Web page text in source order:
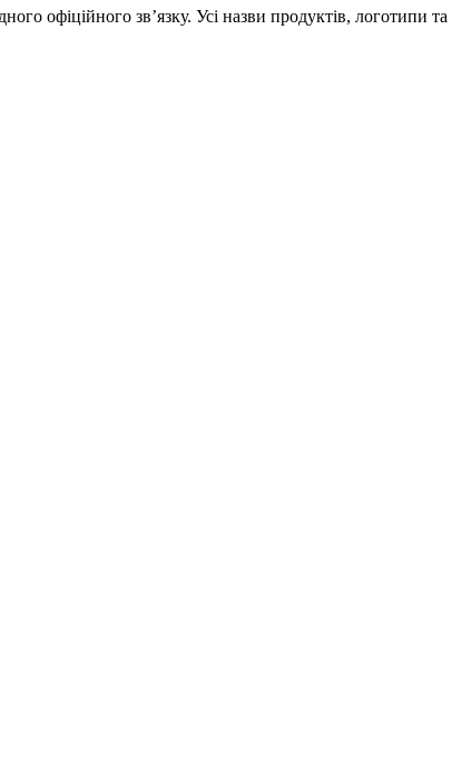
офіційного зв’язку. Усі назви продуктів, логотипи та